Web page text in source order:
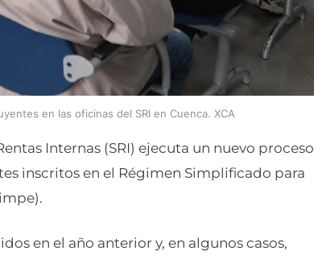
en las oficinas del SRI en Cuenca. XCA
Internas (SRI) ejecuta un nuevo proceso
inscritos en el Régimen Simplificado para
en el año anterior y, en algunos casos,